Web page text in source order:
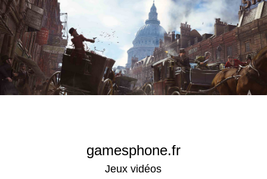
gamesphone.fr
Jeux vidéos